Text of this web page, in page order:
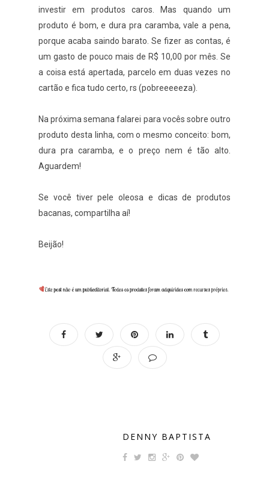
investir em produtos caros. Mas quando um
produto é bom, e dura pra caramba, vale a pena,
porque acaba saindo barato. Se fizer as contas, é
um gasto de pouco mais de R$ 10,00 por mês. Se
a coisa está apertada, parcelo em duas vezes no
cartão e fica tudo certo, rs (pobreeeeeza).
Na próxima semana falarei para vocês sobre outro
produto desta linha, com o mesmo conceito: bom,
dura pra caramba, e o preço nem é tão alto.
Aguardem!
Se você tiver pele oleosa e dicas de produtos
bacanas, compartilha aí!
Beijão!
DENNY BAPTISTA